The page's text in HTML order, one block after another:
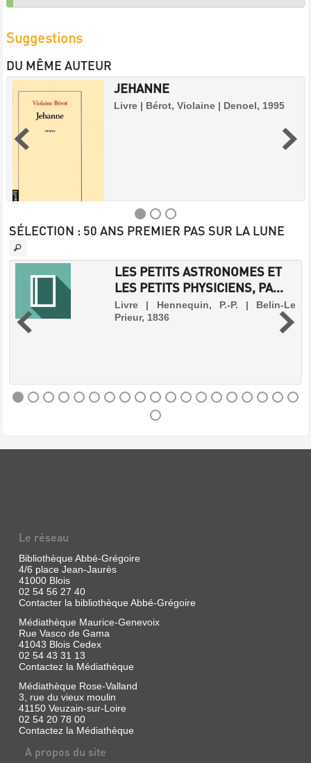
Suggestions
DU MÊME AUTEUR
JEHANNE
Livre | Bérot, Violaine | Denoel, 1995
JEHANNE
Livre
Bérot,
Violaine
TOMBÉE
2018
(Littérature
française)
Baptiste
et
Marion
repris
une
vieille
ferme
à
lisière
d'un
village
isolé.
La
du
29
SÉLECTION : 50 ANS PREMIER PAS SUR LA LUNE
LES PETITS ASTRONOMES ET
LES PETITS PHYSICIENS, PA...
Livre | Hennequin, P.-P. | Belin-Le
Prieur, 1836
PA...
Livre
|
Hennequin,
P.-
P.
Belin-
Le
Prieur,
1836
DE
LA
TERRE
Le réseau
Bibliothèque Abbé-Grégoire
4/6 place Jean-Jaurès
41000 Blois
02 54 56 27 40
Contacter la bibliothèque Abbé-Grégoire
Médiathèque Maurice-Genevoix
Rue Vasco de Gama
41043 Blois Cedex
02 54 43 31 13
Contactez la Médiathèque
Médiathèque Rose-Valland
3, rue du vieux moulin
41150 Veuzain-sur-Loire
02 54 20 78 00
Contactez la Médiathèque
A propos du site